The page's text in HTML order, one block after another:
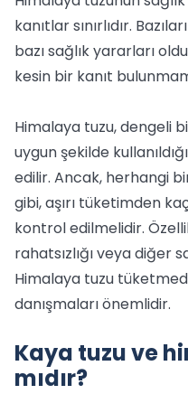
kanıtlar sınırlıdır.
bazı sağlık yararları
kesin bir kanıt
Himalaya tuzu, dengeli
uygun şekilde
edilir. Ancak, herhangi
gibi, aşırı tüketimden
kontrol edilmelidir.
rahatsızlığı veya diğer
Himalaya tuzu
danışmaları önemlidir.
Kaya tuzu ve
mıdır?